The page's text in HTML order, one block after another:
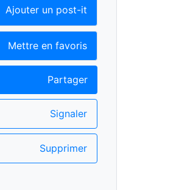
Ajouter un post-it
Mettre en favoris
Partager
Signaler
Supprimer